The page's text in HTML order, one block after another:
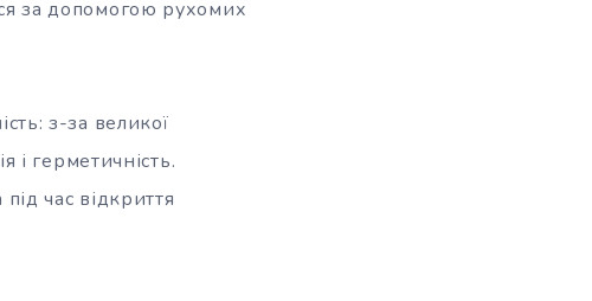
за допомогою рухомих
з-за великої
і герметичність.
час відкриття